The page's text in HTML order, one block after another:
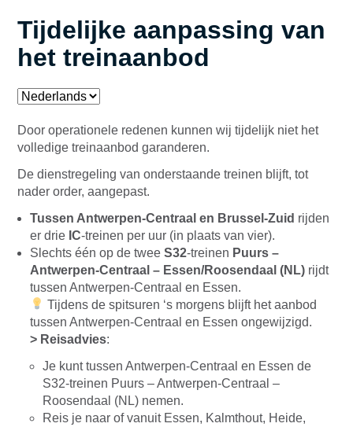
Tijdelijke aanpassing van
het treinaanbod
Door operationele redenen kunnen wij tijdelijk niet het
volledige treinaanbod garanderen.
De dienstregeling van onderstaande treinen blijft, tot
nader order, aangepast.
Tussen Antwerpen-Centraal en Brussel-Zuid rijden
er drie IC-treinen per uur (in plaats van vier).
Slechts één op de twee S32-treinen Puurs –
Antwerpen-Centraal – Essen/Roosendaal (NL) rijdt
tussen Antwerpen-Centraal en Essen.
Tijdens de spitsuren ‘s morgens blijft het aanbod
tussen Antwerpen-Centraal en Essen ongewijzigd.
> Reisadvies:
Je kunt tussen Antwerpen-Centraal en Essen de
S32-treinen Puurs – Antwerpen-Centraal –
Roosendaal (NL) nemen.
Reis je naar of vanuit Essen, Kalmthout, Heide,